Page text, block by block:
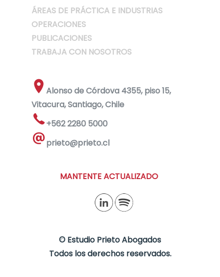
ÁREAS DE PRÁCTICA E INDUSTRIAS
OPERACIONES
PUBLICACIONES
TRABAJA CON NOSOTROS
Alonso de Córdova 4355, piso 15,
Vitacura, Santiago, Chile
+562 2280 5000
prieto@prieto.cl
MANTENTE ACTUALIZADO
© Estudio Prieto Abogados
Todos los derechos reservados.